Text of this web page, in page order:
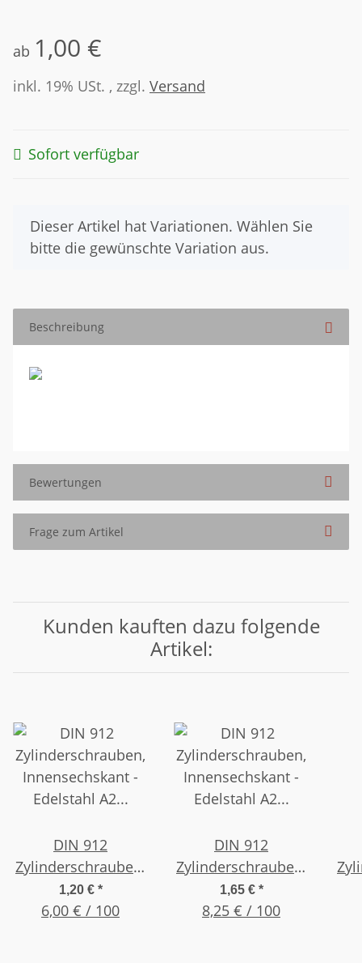
ab 1,00 €
inkl. 19% USt. , zzgl. Versand
Sofort verfügbar
x
Dieser Artikel hat Variationen. Wählen Sie
bitte die gewünschte Variation aus.
Beschreibung
Bewertungen
Frage zum Artikel
Kunden kauften dazu folgende
Artikel:
DIN 912
Zylinderschrauben,
Innensechskant -
Edelstahl A2 , M 3 x
1,20 € *
6,00 € / 100
DIN 912
Zylinderschrauben,
Innensechskant -
Edelstahl A2 , M 4 x
1,65 € *
8,25 € / 100